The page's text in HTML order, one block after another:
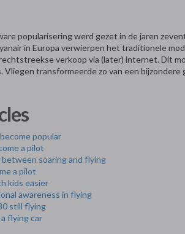
popularisering werd gezet in de jaren
in Europa verwierpen het traditionele
verkoop via (later) internet. Dit
Vliegen transformeerde zo van een
popular
a pilot
soaring and flying
a pilot
kids easier
awareness in flying
still flying
flying car